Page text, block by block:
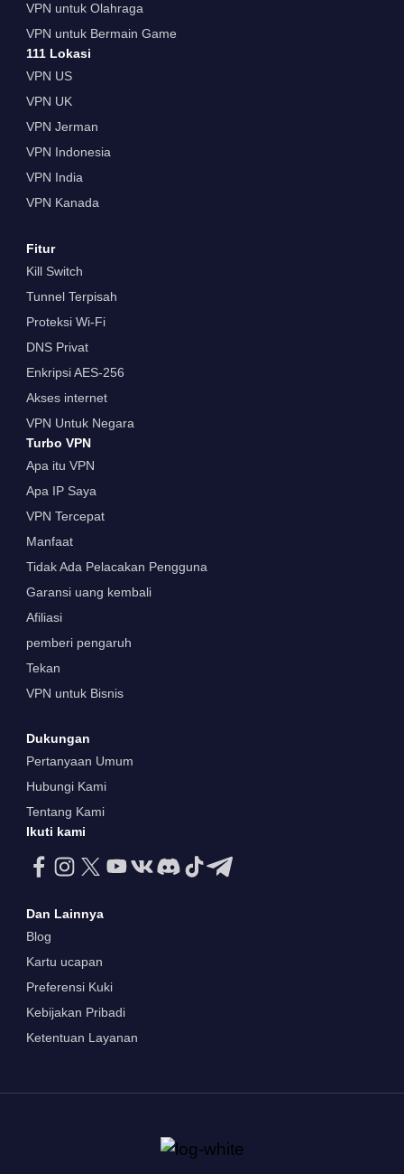
VPN untuk Olahraga
VPN untuk Bermain Game
111 Lokasi
VPN US
VPN UK
VPN Jerman
VPN Indonesia
VPN India
VPN Kanada
Fitur
Kill Switch
Tunnel Terpisah
Proteksi Wi-Fi
DNS Privat
Enkripsi AES-256
Akses internet
VPN Untuk Negara
Turbo VPN
Apa itu VPN
Apa IP Saya
VPN Tercepat
Manfaat
Tidak Ada Pelacakan Pengguna
Garansi uang kembali
Afiliasi
pemberi pengaruh
Tekan
VPN untuk Bisnis
Dukungan
Pertanyaan Umum
Hubungi Kami
Tentang Kami
Ikuti kami
Dan Lainnya
Blog
Kartu ucapan
Preferensi Kuki
Kebijakan Pribadi
Ketentuan Layanan